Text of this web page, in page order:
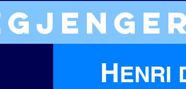
HENRI